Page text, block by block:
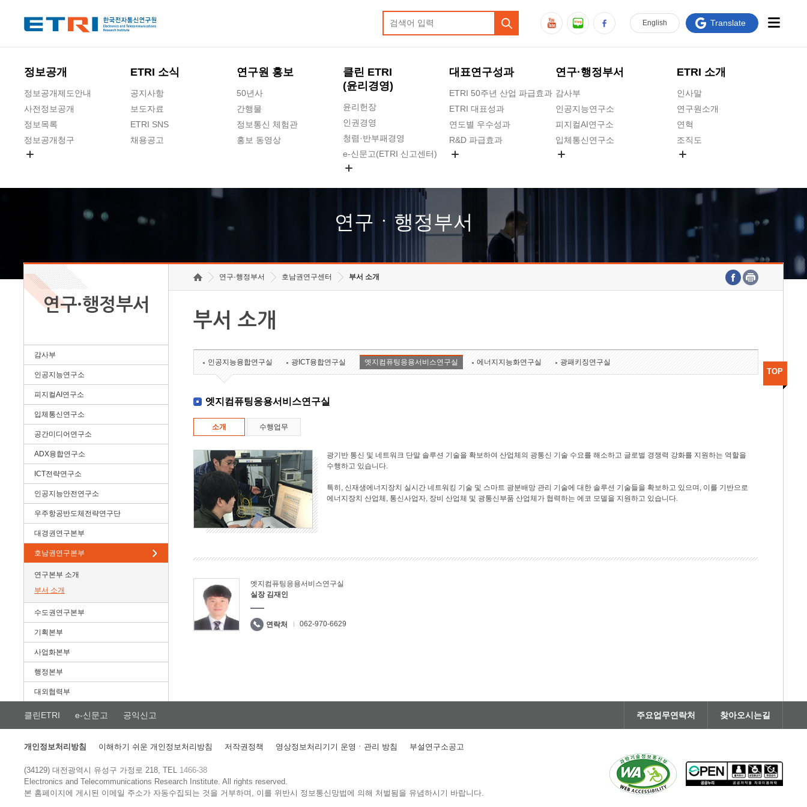
정보공개
정보공개제도안내
사전정보공개
정보목록
정보공개청구
ETRI 소식
공지사항
보도자료
ETRI SNS
채용공고
연구원 홍보
50년사
간행물
정보통신 체험관
홍보 동영상
클린 ETRI
(윤리경영)
윤리헌장
인권경영
청렴·반부패경영
e-신문고(ETRI 신고센터)
고객의소리
수의계약 현황
대표연구성과
ETRI 50주년 산업 파급효과
ETRI 대표성과
연도별 우수성과
R&D 파급효과
연구·행정부서
감사부
인공지능연구소
피지컬AI연구소
입체통신연구소
호남권연구본부
기획본부
ETRI 소개
인사말
연구원소개
연혁
조직도
연구원 고객헌장
주요업무연락처
English Translate
연구ㆍ행정부서
연구·행정부서
감사부
인공지능연구소
피지컬AI연구소
입체통신연구소
공간미디어연구소
ADX융합연구소
ICT전략연구소
인공지능안전연구소
우주항공반도체전략연구단
대경권연구본부
호남권연구본부
연구본부 소개
부서 소개
수도권연구본부
기획본부
사업화본부
행정본부
대외협력부
연구·행정부서 호남권연구센터 부서 소개
부서 소개
인공지능융합연구실 광ICT융합연구실 엣지컴퓨팅응용서비스연구실 에너지지능화연구실 광패키징연구실
엣지컴퓨팅응용서비스연구실
소개 수행업무
광기반 통신 및 네트워크 단말 솔루션 기술을 확보하여 산업체의 광통신 기술 수요를 해소하고 글로벌 경쟁력 강화를 지원하는 역할을
수행하고 있습니다.
특히, 신재생에너지장치 실시간 네트워킹 기술 및 스마트 광분배망 관리 기술에 대한 솔루션 기술들을 확보하고 있으며, 이를 기반으로
에너지장치 산업체, 통신사업자, 장비 산업체 및 광통신부품 산업체가 협력하는 에코 모델을 지원하고 있습니다.
엣지컴퓨팅응용서비스연구실
실장 김재인
연락처 062-970-6629
TOP
클린ETRI e-신문고 공익신고 주요업무연락처 찾아오시는길
개인정보처리방침 이해하기 쉬운 개인정보처리방침 저작권정책 영상정보처리기기 운영ㆍ관리 방침 부설연구소공고
(34129) 대전광역시 유성구 가정로 218, TEL 1466-38
Electronics and Telecommunications Research Institute.All rights reserved.
본 홈페이지에 게시된 이메일 주소가 자동수집되는 것을 거부하며, 이를 위반시 정보통신망법에 의해 처벌됨을 유념하시기 바랍니다.